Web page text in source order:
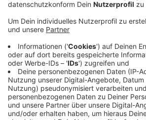
Das Rezept: "Müllers
Zutaten für Müllers Schaschlik
Für das Schaschlik
800g Schweinenacken